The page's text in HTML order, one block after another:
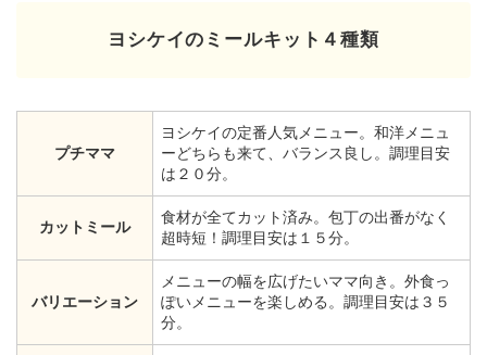
ヨシケイのミールキット４種類
プチママ
ヨシケイの定番人気メニュー。和洋メニュ
ーどちらも来て、バランス良し。調理目安
は２０分。
カットミール
食材が全てカット済み。包丁の出番がなく
超時短！調理目安は１５分。
バリエーション
メニューの幅を広げたいママ向き。外食っ
ぽいメニューを楽しめる。調理目安は３５
分。